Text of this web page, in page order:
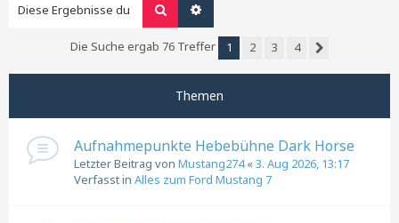
Suche
Die Suche ergab 76 Treffer 1 2 3
4
Themen
Aufnahmepunkte Hebebühne Dark Horse
Letzter Beitrag von Mustang274«3. Aug 2026, 13:17
Verfasst in Alles zum Ford Mustang 7